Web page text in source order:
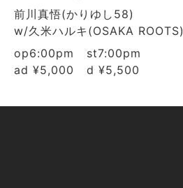
前川真悟(かりゆし58)
w/久米ハルキ(OSAKA ROOTS)
op6:00pm st7:00pm
ad ¥5,000 d ¥5,500